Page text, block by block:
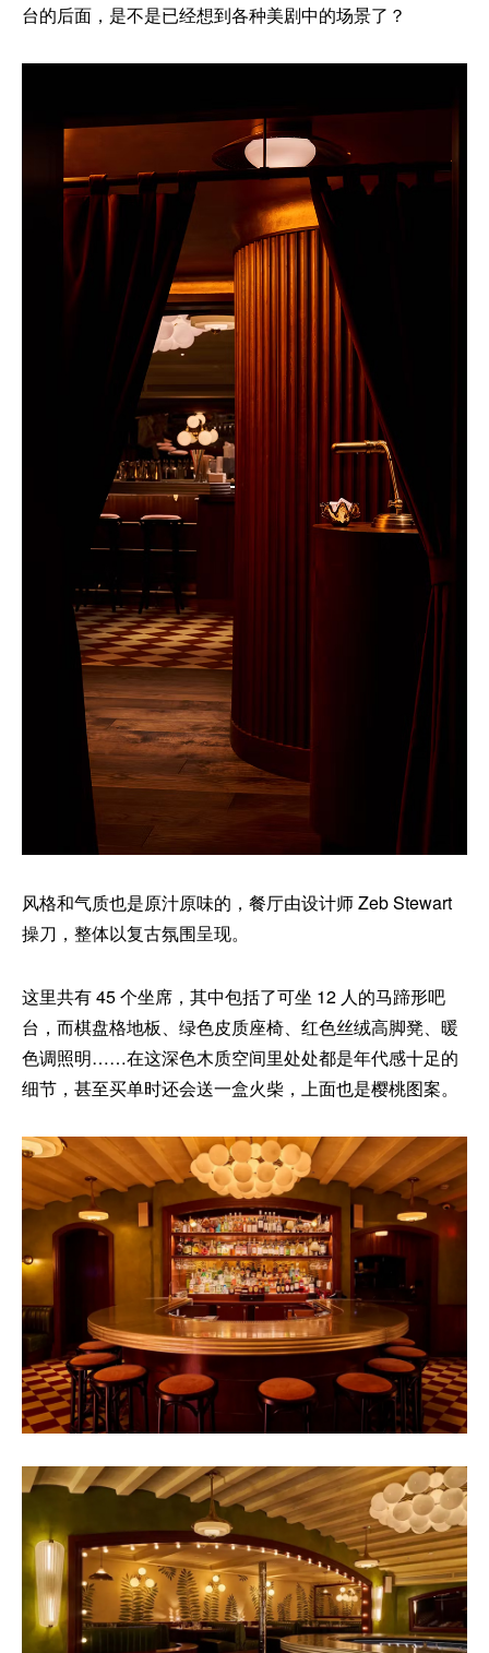
台的后面，是不是已经想到各种美剧中的场景了？
风格和气质也是原汁原味的，餐厅由设计师 Zeb Stewart
操刀，整体以复古氛围呈现。
这里共有 45 个坐席，其中包括了可坐 12 人的马蹄形吧
台，而棋盘格地板、绿色皮质座椅、红色丝绒高脚凳、暖
色调照明……在这深色木质空间里处处都是年代感十足的
细节，甚至买单时还会送一盒火柴，上面也是樱桃图案。